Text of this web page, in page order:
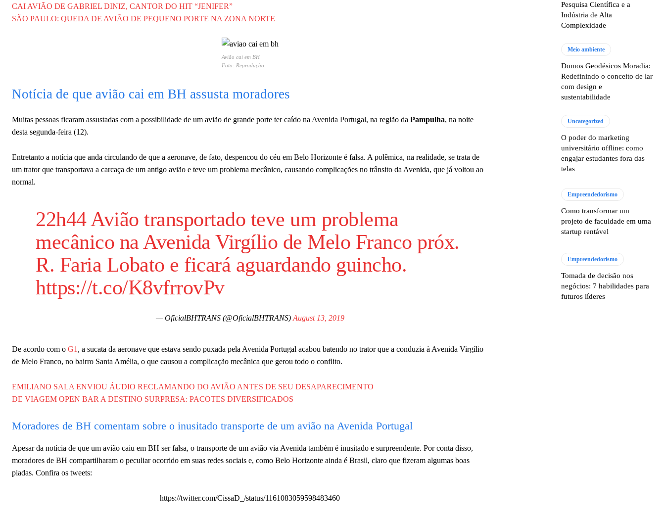
CAI AVIÃO DE GABRIEL DINIZ, CANTOR DO HIT “JENIFER”
SÃO PAULO: QUEDA DE AVIÃO DE PEQUENO PORTE NA ZONA NORTE
Avião cai em BH
Foto: Reprodução
Notícia de que avião cai em BH assusta moradores
Muitas pessoas ficaram assustadas com a possibilidade de um avião de grande porte ter caído na Avenida Portugal, na região da Pampulha, na noite
desta segunda-feira (12).
Entretanto a notícia que anda circulando de que a aeronave, de fato, despencou do céu em Belo Horizonte é falsa. A polêmica, na realidade, se trata de
um trator que transportava a carcaça de um antigo avião e teve um problema mecânico, causando complicações no trânsito da Avenida, que já voltou ao
normal.
22h44 Avião transportado teve um problema
mecânico na Avenida Virgílio de Melo Franco próx.
R. Faria Lobato e ficará aguardando guincho.
https://t.co/K8vfrrovPv
— OficialBHTRANS (@OficialBHTRANS) August 13, 2019
De acordo com o G1 , a sucata da aeronave que estava sendo puxada pela Avenida Portugal acabou batendo no trator que a conduzia à Avenida Virgílio
de Melo Franco, no bairro Santa Amélia, o que causou a complicação mecânica que gerou todo o conflito.
EMILIANO SALA ENVIOU ÁUDIO RECLAMANDO DO AVIÃO ANTES DE SEU DESAPARECIMENTO
DE VIAGEM OPEN BAR A DESTINO SURPRESA: PACOTES DIVERSIFICADOS
Moradores de BH comentam sobre o inusitado transporte de um avião na Avenida Portugal
Apesar da notícia de que um avião caiu em BH ser falsa, o transporte de um avião via Avenida também é inusitado e surpreendente. Por conta disso,
moradores de BH compartilharam o peculiar ocorrido em suas redes sociais e, como Belo Horizonte ainda é Brasil, claro que fizeram algumas boas
piadas. Confira os tweets:
https://twitter.com/CissaD_/status/1161083059598483460
Pesquisa Científica e a
Indústria de Alta
Complexidade
Meio ambiente
Domos Geodésicos Moradia:
Redefinindo o conceito de lar
com design e
sustentabilidade
Uncategorized
O poder do marketing
universitário offline: como
engajar estudantes fora das
telas
Empreendedorismo
Como transformar um
projeto de faculdade em uma
startup rentável
Empreendedorismo
Tomada de decisão nos
negócios: 7 habilidades para
futuros líderes